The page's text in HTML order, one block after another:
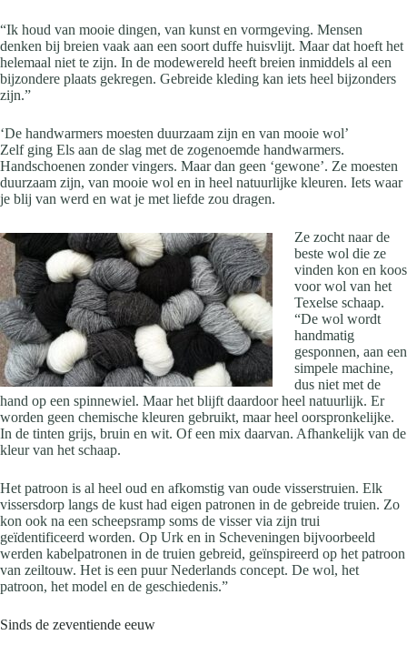
“Ik houd van mooie dingen, van kunst en vormgeving. Mensen
denken bij breien vaak aan een soort duffe huisvlijt. Maar dat hoeft het
helemaal niet te zijn. In de modewereld heeft breien inmiddels al een
bijzondere plaats gekregen. Gebreide kleding kan iets heel bijzonders
zijn.”
‘De handwarmers moesten duurzaam zijn en van mooie wol’
Zelf ging Els aan de slag met de zogenoemde handwarmers.
Handschoenen zonder vingers. Maar dan geen ‘gewone’. Ze moesten
duurzaam zijn, van mooie wol en in heel natuurlijke kleuren. Iets waar
je blij van werd en wat je met liefde zou dragen.
Ze zocht naar de
beste wol die ze
vinden kon en koos
voor wol van het
Texelse schaap.
“De wol wordt
handmatig
gesponnen, aan een
simpele machine,
dus niet met de
hand op een spinnewiel. Maar het blijft daardoor heel natuurlijk. Er
worden geen chemische kleuren gebruikt, maar heel oorspronkelijke.
In de tinten grijs, bruin en wit. Of een mix daarvan. Afhankelijk van de
kleur van het schaap.
Het patroon is al heel oud en afkomstig van oude visserstruien. Elk
vissersdorp langs de kust had eigen patronen in de gebreide truien. Zo
kon ook na een scheepsramp soms de visser via zijn trui
geïdentificeerd worden. Op Urk en in Scheveningen bijvoorbeeld
werden kabelpatronen in de truien gebreid, geïnspireerd op het patroon
van zeiltouw. Het is een puur Nederlands concept. De wol, het
patroon, het model en de geschiedenis.”
Sinds de zeventiende eeuw